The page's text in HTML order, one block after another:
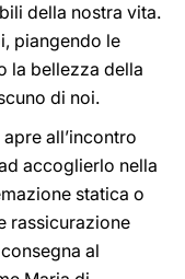
della nostra vita.
piangendo le
la bellezza della
di noi.
all’incontro
accoglierlo nella
statica o
rassicurazione
al